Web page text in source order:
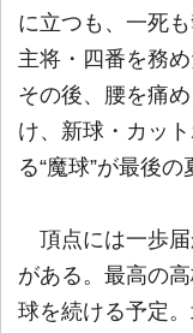
に立つも、一死
主将・四番を務
その後、腰を痛
け、新球・カッ
る“魔球”が最後の
頂点には一歩届
がある。最高の
球を続ける予定